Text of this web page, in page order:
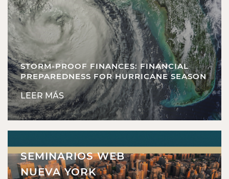
STORM-PROOF FINANCES: FINANCIAL
PREPAREDNESS FOR HURRICANE SEASON
LEER MÁS
SEMINARIOS WEB
NUEVA YORK